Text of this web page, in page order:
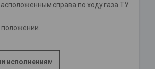
справа по ходу газа ТУ
исполнениям